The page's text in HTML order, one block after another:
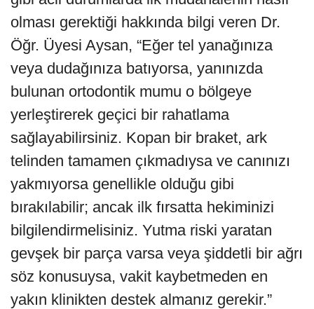
olması gerektiği hakkında bilgi veren Dr.
Öğr. Üyesi Aysan, “Eğer tel yanağınıza
veya dudağınıza batıyorsa, yanınızda
bulunan ortodontik mumu o bölgeye
yerleştirerek geçici bir rahatlama
sağlayabilirsiniz. Kopan bir braket, ark
telinden tamamen çıkmadıysa ve canınızı
yakmıyorsa genellikle olduğu gibi
bırakılabilir; ancak ilk fırsatta hekiminizi
bilgilendirmelisiniz. Yutma riski yaratan
gevşek bir parça varsa veya şiddetli bir ağrı
söz konusuysa, vakit kaybetmeden en
yakın klinikten destek almanız gerekir.”